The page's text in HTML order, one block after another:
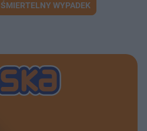
ŚMIERTELNY WYPADEK